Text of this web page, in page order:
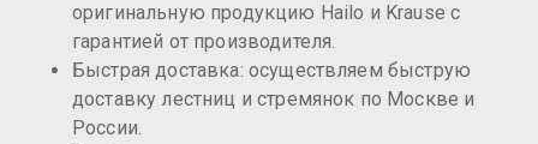
оригинальную продукцию Hailo и Krause с
гарантией от производителя.
Быстрая доставка: осуществляем быструю
доставку лестниц и стремянок по Москве и
России.